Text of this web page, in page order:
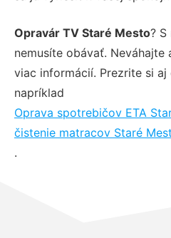
Opravár TV Staré Mesto? S
nemusíte obávať.
viac informácií. Prezrite si aj
napríklad
Oprava spotrebičov ETA
čistenie matracov Staré
.